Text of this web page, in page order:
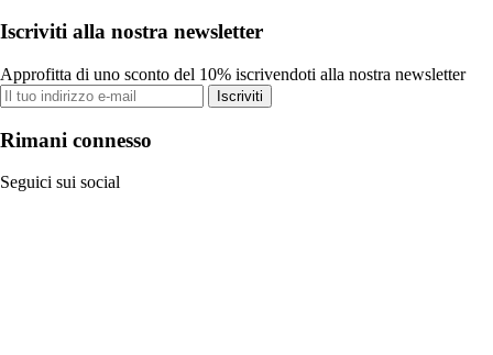
Iscriviti alla nostra newsletter
Approfitta di uno sconto del 10% iscrivendoti alla nostra newsletter
Iscriviti
Rimani connesso
Seguici sui social